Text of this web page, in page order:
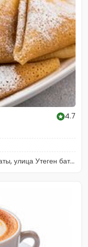
4.7
Казахстан, Алматы, Казахстан, Алматы, улица Утеген батыра, 11Гк5